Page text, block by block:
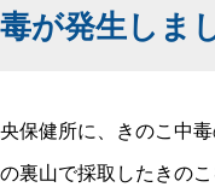
が発生しま
保健所に、きのこ中
裏山で採取したきの